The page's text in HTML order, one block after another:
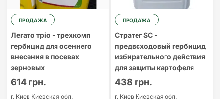
ПРОДАЖА
Легато тріо - трехкомп
гербицид для осеннего
внесения в посевах
зерновых
614 грн.
г. Киев Киевская обл.
ПРОДАЖА
Стратег SC -
предвсходовый гербицид
избирательного действия
для защиты картофеля
438 грн.
г. Киев Киевская обл.